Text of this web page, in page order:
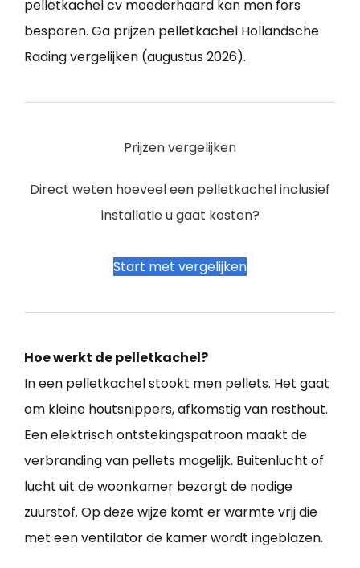
pelletkachel cv moederhaard kan men fors
besparen. Ga prijzen pelletkachel Hollandsche
Rading vergelijken (augustus 2026).
Prijzen vergelijken
Direct weten hoeveel een pelletkachel inclusief
installatie u gaat kosten?
Start met vergelijken
Hoe werkt de pelletkachel?
In een pelletkachel stookt men pellets. Het gaat
om kleine houtsnippers, afkomstig van resthout.
Een elektrisch ontstekingspatroon maakt de
verbranding van pellets mogelijk. Buitenlucht of
lucht uit de woonkamer bezorgt de nodige
zuurstof. Op deze wijze komt er warmte vrij die
met een ventilator de kamer wordt ingeblazen.